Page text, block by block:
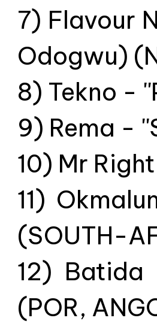
7) Flavour
Odogwu)
8) Tekno -
9) Rema -
10) Mr
11)
(SOUTH-
12) Batida
(POR,